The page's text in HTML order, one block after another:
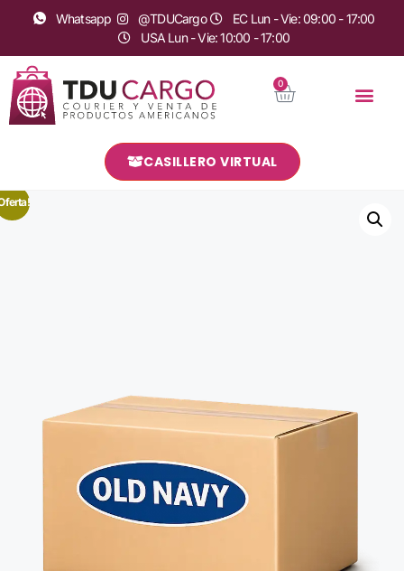
Whatsapp @TDUCargo
EC Lun - Vie: 09:00 - 17:00
USA Lun - Vie: 10:00 - 17:00
0
CASILLERO VIRTUAL